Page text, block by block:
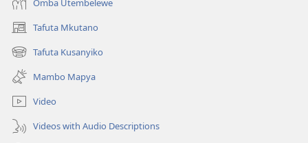
Omba Utembelewe
Tafuta Mkutano
(opens
new
window)
Tafuta Kusanyiko
(opens
new
window)
Mambo Mapya
Video
Videos with Audio Descriptions